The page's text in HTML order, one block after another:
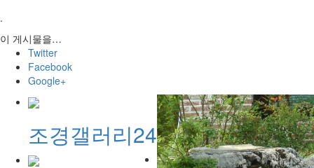
.
이 게시물을…
Twitter
Facebook
Google+
조경갤러리24